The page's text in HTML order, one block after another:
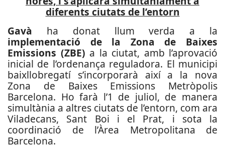
diferents ciutats de l’entorn
Gavà ha donat llum verda a la
implementació de la Zona de Baixes
Emissions (ZBE) a la ciutat, amb l’aprovació
inicial de l’ordenança reguladora. El municipi
baixllobregatí s’incorporarà així a la nova
Zona de Baixes Emissions Metròpolis
Barcelona. Ho farà l’1 de juliol, de manera
simultània a altres ciutats de l’entorn, com ara
Viladecans, Sant Boi i el Prat, i sota la
coordinació de l’Àrea Metropolitana de
Barcelona.